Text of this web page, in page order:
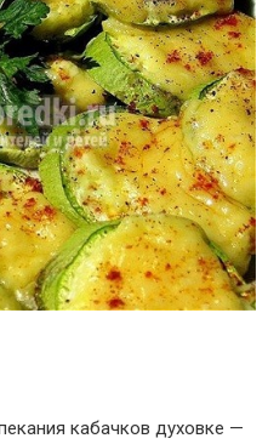
кабачков духовке —